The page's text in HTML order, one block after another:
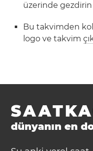
üzerinde gezdirin
Bu takvimden
logo ve takvim
dünyanın en